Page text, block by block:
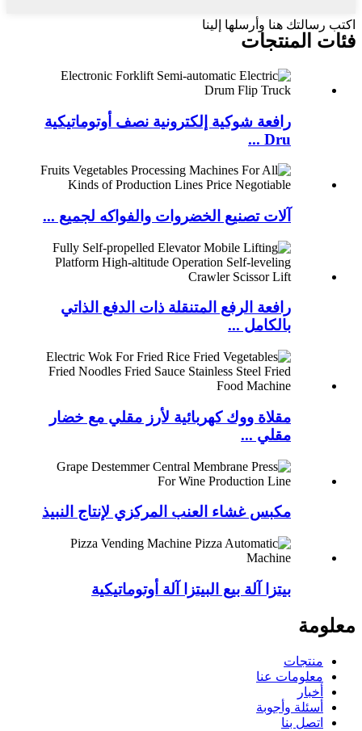
اكتب رسالتك هنا وأرسلها إلينا
فئات المنتجات
رافعة شوكية إلكترونية نصف أوتوماتيكية
Dru ...
آلات تصنيع الخضروات والفواكه لجميع ...
رافعة الرفع المتنقلة ذات الدفع الذاتي
بالكامل ...
مقلاة ووك كهربائية لأرز مقلي مع خضار
مقلي ...
مكبس غشاء العنب المركزي لإنتاج النبيذ
بيتزا آلة بيع البيتزا آلة أوتوماتيكية
معلومة
منتجات
معلومات عنا
أخبار
أسئلة وأجوبة
اتصل بنا